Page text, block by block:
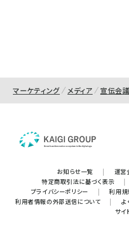
マーケティング メディア 宣伝会議
お知らせ一覧 | 運営
特定商取引法に基づく表示
|
プライバシーポリシー
| 利用規
利用者情報の外部送信について
| よ
サイ